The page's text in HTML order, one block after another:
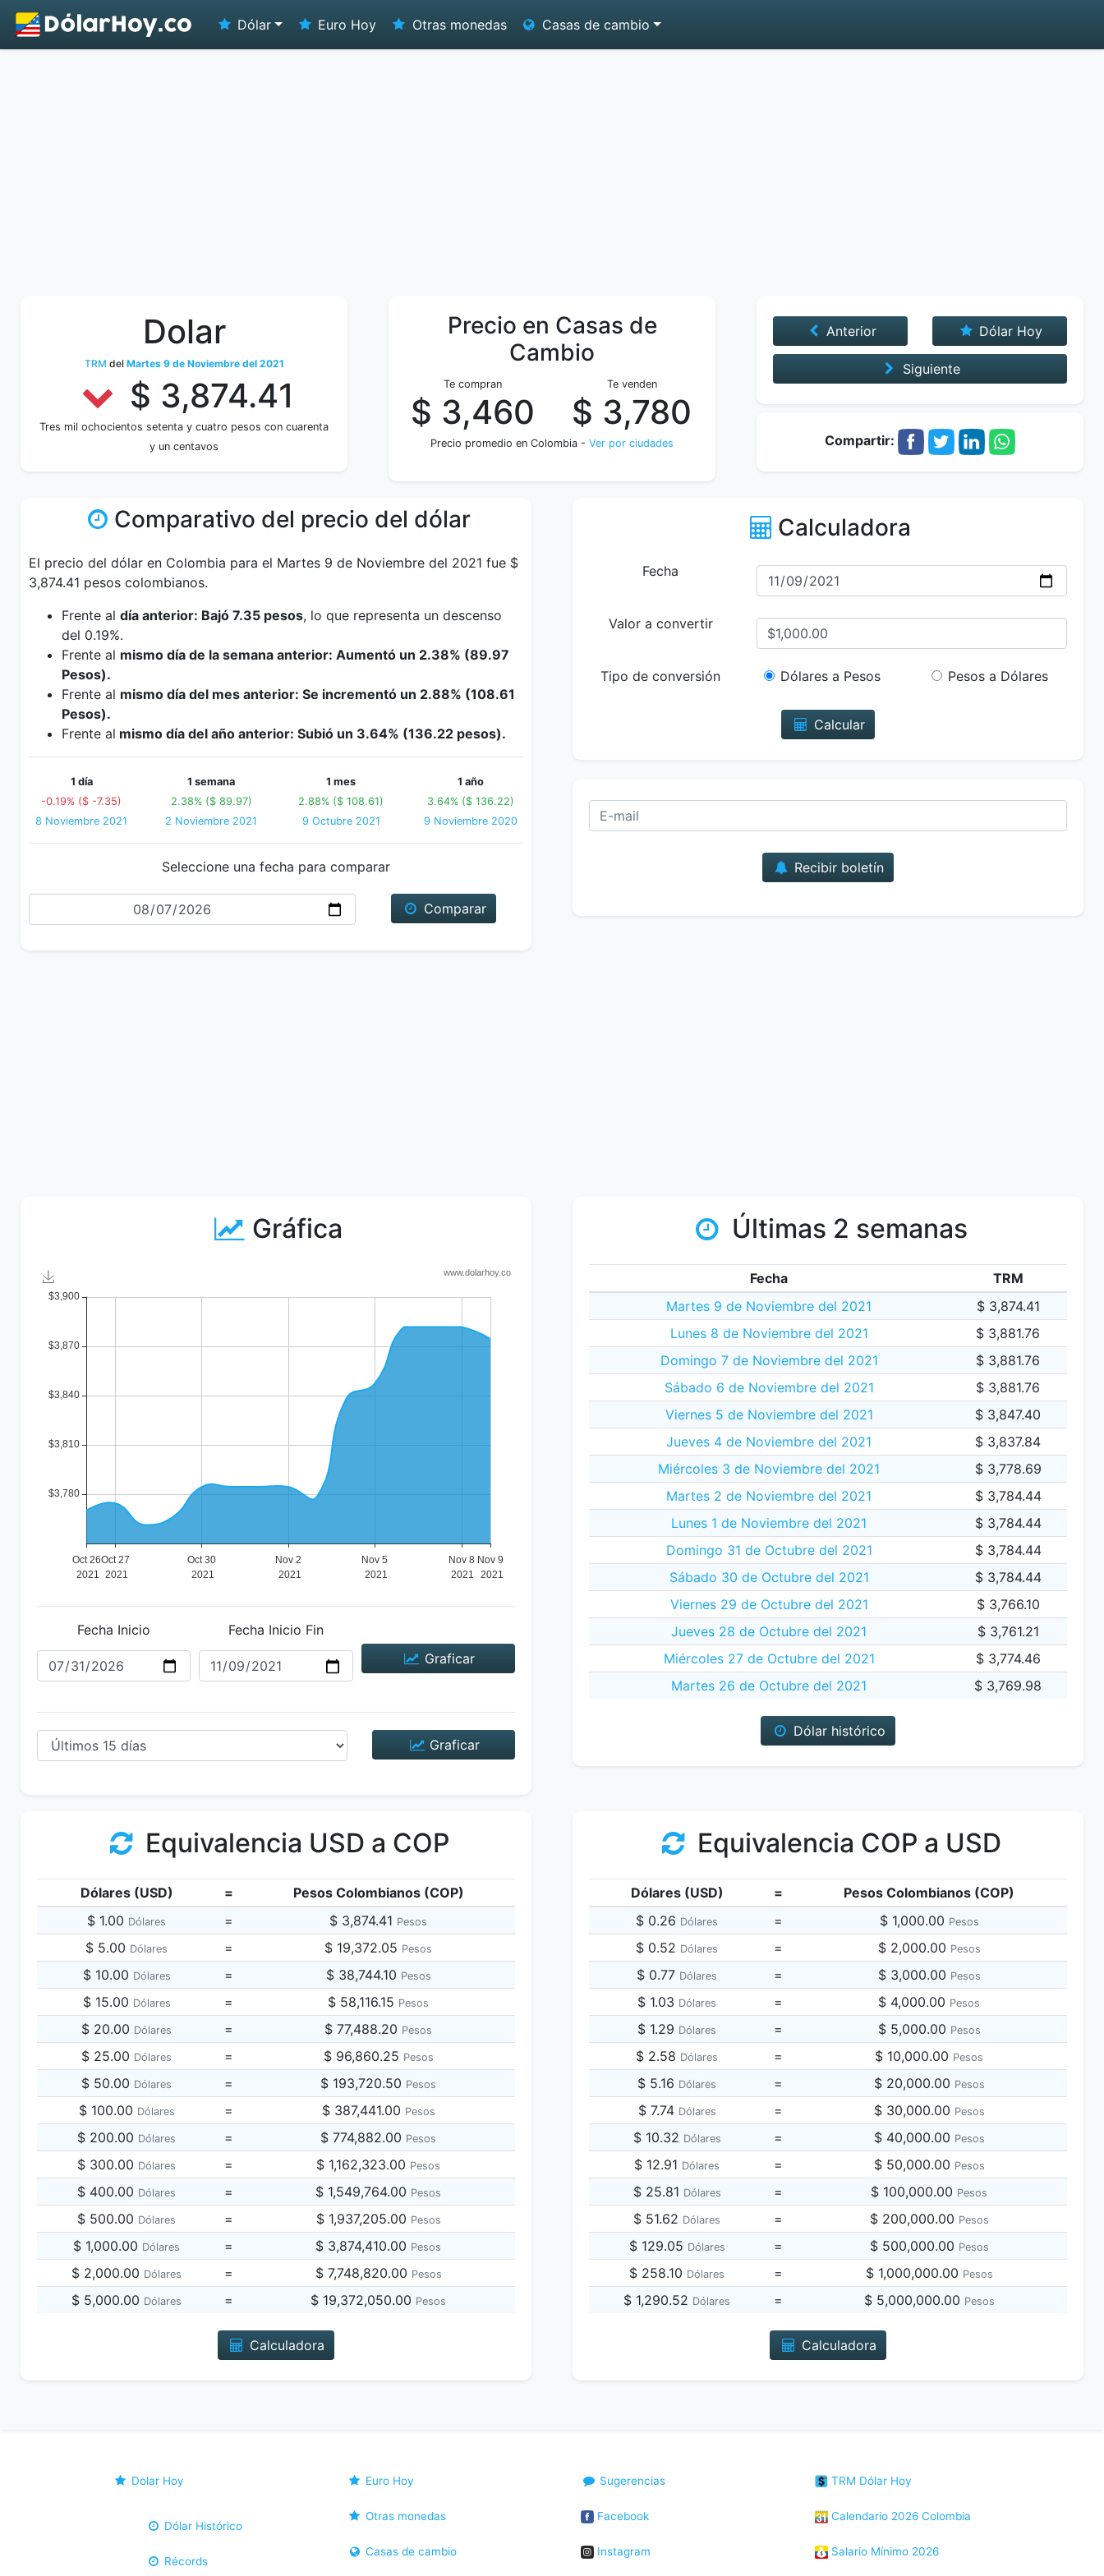
Dólar Euro Hoy Otras monedas Casas de cambio
Dolar
TRM del Martes 9 de Noviembre del 2021
$ 3,874.41
Tres mil ochocientos setenta y cuatro pesos con cuarenta
y un centavos
Precio en Casas de
Cambio
Te compran
$ 3,460
Te venden
$ 3,780
Precio promedio en Colombia - Ver por ciudades
Anterior Dólar Hoy
Siguiente
Compartir:
Comparativo del precio del dólar
El precio del dólar en Colombia para el Martes 9 de Noviembre del 2021 fue $
3,874.41 pesos colombianos.
Frente al día anterior: Bajó 7.35 pesos, lo que representa un descenso
del 0.19%.
Frente al mismo día de la semana anterior: Aumentó un 2.38% (89.97
Pesos).
Frente al mismo día del mes anterior: Se incrementó un 2.88% (108.61
Pesos).
Frente al mismo día del año anterior: Subió un 3.64% (136.22 pesos).
1 día
-0.19% ($ -7.35)
8 Noviembre 2021
1 semana
2.38% ($ 89.97)
2 Noviembre 2021
1 mes
2.88% ($ 108.61)
9 Octubre 2021
1 año
3.64% ($ 136.22)
9 Noviembre 2020
Seleccione una fecha para comparar
Fecha
Comparar
Calculadora
Fecha
Valor a convertir
Tipo de conversión Dólares a Pesos Pesos a Dólares
Calcular
Recibir boletín
Gráfica
Fecha Inicio
Fecha Inicio Fin
Graficar
Graficar
Últimas 2 semanas
Fecha
TRM
Martes 9 de Noviembre del 2021
$ 3,874.41
Lunes 8 de Noviembre del 2021
$ 3,881.76
Domingo 7 de Noviembre del 2021
$ 3,881.76
Sábado 6 de Noviembre del 2021
$ 3,881.76
Viernes 5 de Noviembre del 2021
$ 3,847.40
Jueves 4 de Noviembre del 2021
$ 3,837.84
Miércoles 3 de Noviembre del 2021
$ 3,778.69
Martes 2 de Noviembre del 2021
$ 3,784.44
Lunes 1 de Noviembre del 2021
$ 3,784.44
Domingo 31 de Octubre del 2021
$ 3,784.44
Sábado 30 de Octubre del 2021
$ 3,784.44
Viernes 29 de Octubre del 2021
$ 3,766.10
Jueves 28 de Octubre del 2021
$ 3,761.21
Miércoles 27 de Octubre del 2021
$ 3,774.46
Martes 26 de Octubre del 2021
$ 3,769.98
Dólar histórico
Equivalencia USD a COP
Dólares (USD) =
Pesos Colombianos (COP)
$ 1.00 Dólares = $ 3,874.41 Pesos
$ 5.00 Dólares = $ 19,372.05 Pesos
$ 10.00 Dólares = $ 38,744.10 Pesos
$ 15.00 Dólares = $ 58,116.15 Pesos
$ 20.00 Dólares = $ 77,488.20 Pesos
$ 25.00 Dólares = $ 96,860.25 Pesos
$ 50.00 Dólares = $ 193,720.50 Pesos
$ 100.00 Dólares = $ 387,441.00 Pesos
$ 200.00 Dólares = $ 774,882.00 Pesos
$ 300.00 Dólares = $ 1,162,323.00 Pesos
$ 400.00 Dólares = $ 1,549,764.00 Pesos
$ 500.00 Dólares = $ 1,937,205.00 Pesos
$ 1,000.00 Dólares = $ 3,874,410.00 Pesos
$ 2,000.00 Dólares = $ 7,748,820.00 Pesos
$ 5,000.00 Dólares = $ 19,372,050.00 Pesos
Calculadora
Equivalencia COP a USD
Dólares (USD) =
Pesos Colombianos (COP)
$ 0.26 Dólares = $ 1,000.00 Pesos
$ 0.52 Dólares = $ 2,000.00 Pesos
$ 0.77 Dólares = $ 3,000.00 Pesos
$ 1.03 Dólares = $ 4,000.00 Pesos
$ 1.29 Dólares = $ 5,000.00 Pesos
$ 2.58 Dólares = $ 10,000.00 Pesos
$ 5.16 Dólares = $ 20,000.00 Pesos
$ 7.74 Dólares = $ 30,000.00 Pesos
$ 10.32 Dólares = $ 40,000.00 Pesos
$ 12.91 Dólares = $ 50,000.00 Pesos
$ 25.81 Dólares = $ 100,000.00 Pesos
$ 51.62 Dólares = $ 200,000.00 Pesos
$ 129.05 Dólares = $ 500,000.00 Pesos
$ 258.10 Dólares = $ 1,000,000.00 Pesos
$ 1,290.52 Dólares = $ 5,000,000.00 Pesos
Calculadora
Dolar Hoy
Dólar Histórico
Récords
Euro Hoy
Otras monedas
Casas de cambio
Sugerencias
Facebook
Instagram
TRM Dólar Hoy
Calendario 2026 Colombia
Salario Mínimo 2026